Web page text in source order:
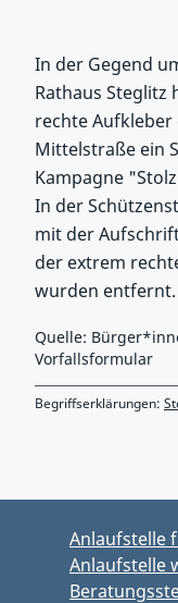
In der Gegend
Rathaus
rechte Aufkleber
Mittelstraße ein
Kampagne
In der
mit der
der extrem
wurden entfernt.
Quelle:
Vorfallsformular
Begriffserklärungen:
Anlaufstelle
Anlaufstelle